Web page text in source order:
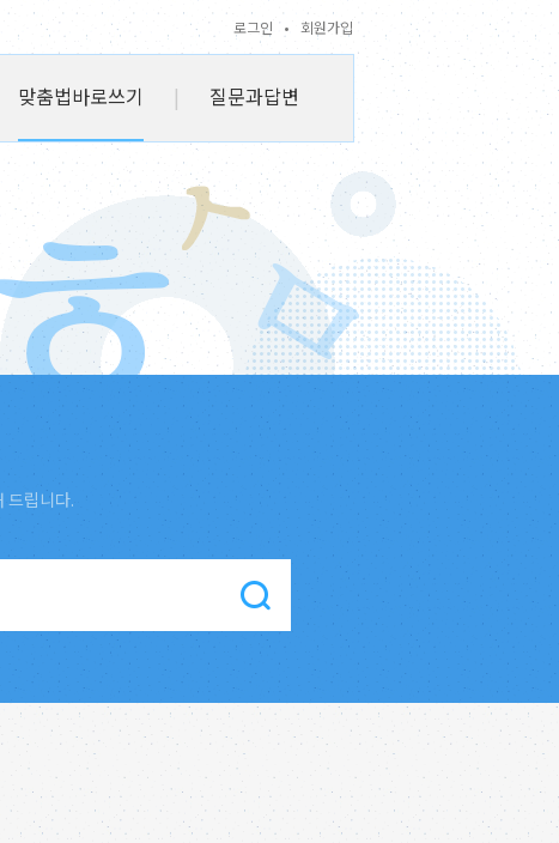
로그인 • 회원가입
맞춤법바로쓰기 | 질문과답변
드립니다.